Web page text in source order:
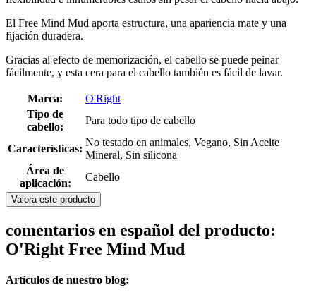
El Free Mind Mud aporta estructura, una apariencia mate y una
fijación duradera.
Gracias al efecto de memorización, el cabello se puede peinar
fácilmente, y esta cera para el cabello también es fácil de lavar.
Marca:
O'Right
Tipo de
cabello:
Para todo tipo de cabello
Características:
No testado en animales, Vegano, Sin Aceite
Mineral, Sin silicona
Área de
aplicación:
Cabello
Valora este producto
comentarios en español del producto:
O'Right Free Mind Mud
Artículos de nuestro blog: